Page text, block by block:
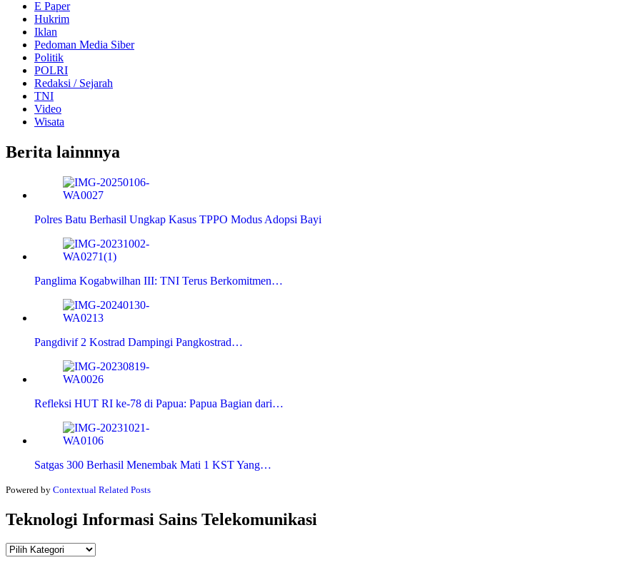
E Paper
Hukrim
Iklan
Pedoman Media Siber
Politik
POLRI
Redaksi / Sejarah
TNI
Video
Wisata
Berita lainnnya
Polres Batu Berhasil Ungkap Kasus TPPO Modus Adopsi Bayi
Panglima Kogabwilhan III: TNI Terus Berkomitmen…
Pangdivif 2 Kostrad Dampingi Pangkostrad…
Refleksi HUT RI ke-78 di Papua: Papua Bagian dari…
Satgas 300 Berhasil Menembak Mati 1 KST Yang…
Powered by Contextual Related Posts
Teknologi Informasi Sains Telekomunikasi
Teknologi